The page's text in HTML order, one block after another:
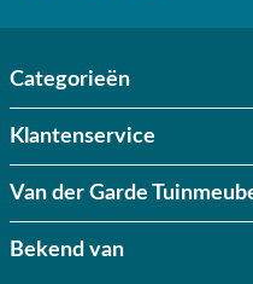
Categorieën
Klantenservice
Van der Garde
Bekend van